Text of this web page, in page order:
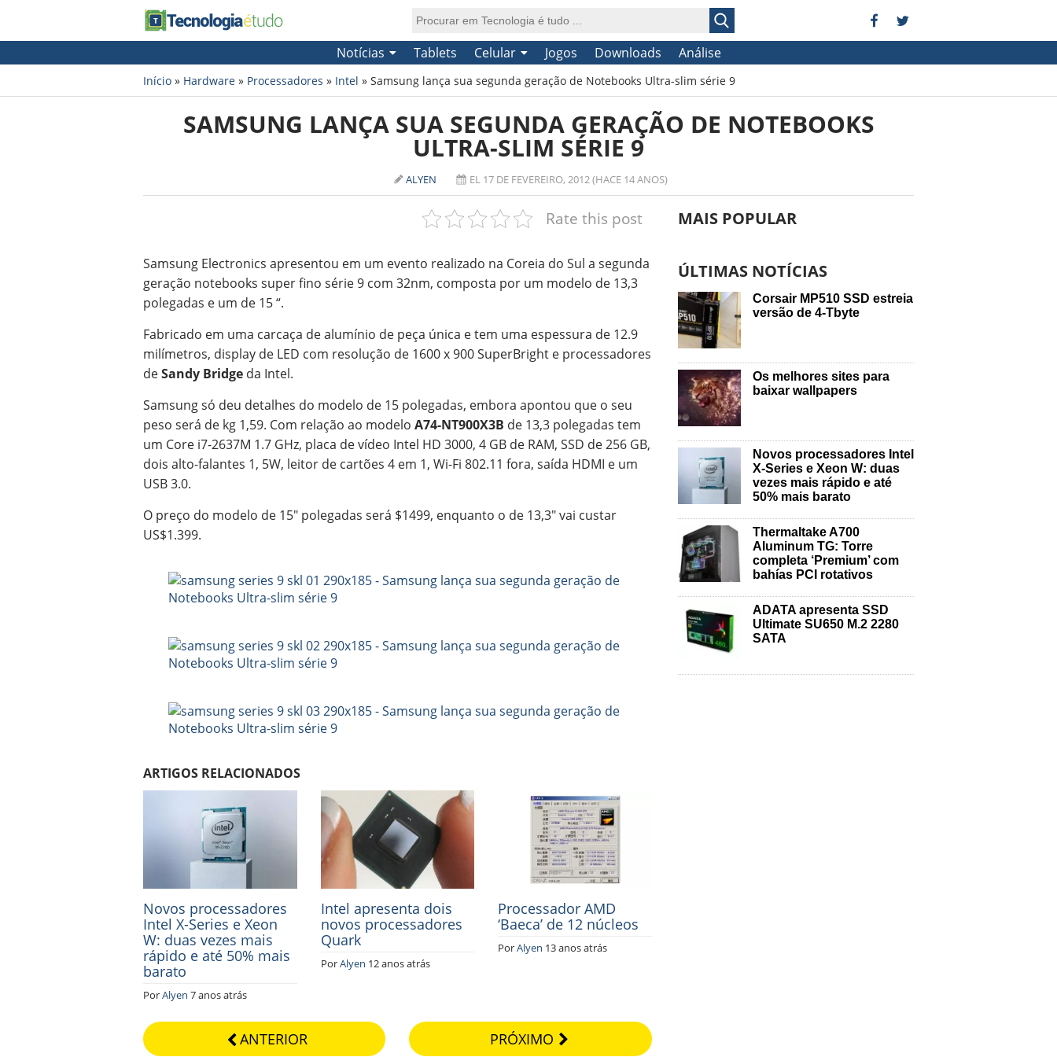
Notícias Tablets Celular Jogos Downloads Análise
Início » Hardware » Processadores » Intel » Samsung lança sua segunda geração de Notebooks Ultra-slim série 9
SAMSUNG LANÇA SUA SEGUNDA GERAÇÃO DE NOTEBOOKS
ULTRA-SLIM SÉRIE 9
ALYEN EL 17 DE FEVEREIRO, 2012 (HACE 14 ANOS)
Rate this post
Samsung Electronics apresentou em um evento realizado na Coreia do Sul a segunda
geração notebooks super fino série 9 com 32nm, composta por um modelo de 13,3
polegadas e um de 15 “.
Fabricado em uma carcaça de alumínio de peça única e tem uma espessura de 12.9
milímetros, display de LED com resolução de 1600 x 900 SuperBright e processadores
deSandy Bridge da Intel.
Samsung só deu detalhes do modelo de 15 polegadas, embora apontou que o seu
peso será de kg 1,59. Com relação ao modelo A74-NT900X3B de 13,3 polegadas tem
um Core i7-2637M 1.7 GHz, placa de vídeo Intel HD 3000, 4 GB de RAM, SSD de 256 GB,
dois alto-falantes 1, 5W, leitor de cartões 4 em 1, Wi-Fi 802.11 fora, saída HDMI e um
USB 3.0.
O preço do modelo de 15″ polegadas será $1499, enquanto o de 13,3″ vai custar
US$1.399.
ARTIGOS RELACIONADOS
Novos processadores
Intel X-Series e Xeon
W: duas vezes mais
rápido e até 50% mais
barato
PorAlyen 7 anos atrás
Intel apresenta dois
novos processadores
Quark
PorAlyen 12 anos atrás
Processador AMD
‘Baeca’ de 12 núcleos
PorAlyen 13 anos atrás
ANTERIOR PRÓXIMO
MAIS POPULAR
ÚLTIMAS NOTÍCIAS
Corsair MP510 SSD estreia
versão de 4-Tbyte
Os melhores sites para
baixar wallpapers
Novos processadores Intel
X-Series e Xeon W: duas
vezes mais rápido e até
50% mais barato
Thermaltake A700
Aluminum TG: Torre
completa ‘Premium’ com
bahías PCI rotativos
ADATA apresenta SSD
Ultimate SU650 M.2 2280
SATA